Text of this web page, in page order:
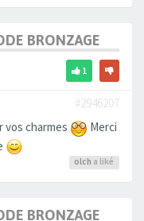
BRONZAGE
1
#2946207
vos charmes
Merci
olch a liké
BRONZAGE